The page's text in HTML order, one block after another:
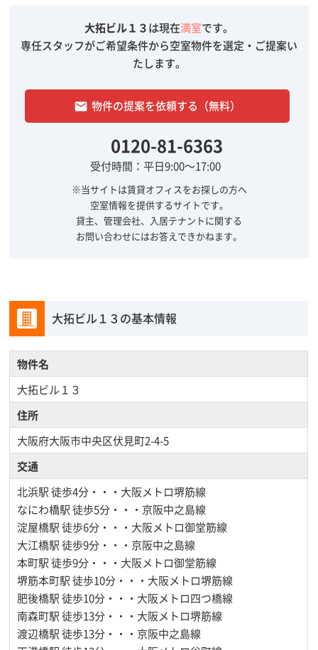
大拓ビル１３は現在満室です。
専任スタッフがご希望条件から空室物件を選定・ご提案い
たします。
email 物件の提案を依頼する（無料）
0120-81-6363
受付時間：平日9:00～17:00
※当サイトは賃貸オフィスをお探しの方へ
空室情報を提供するサイトです。
貸主、管理会社、入居テナントに関する
お問い合わせにはお答えできかねます。
大拓ビル１３の基本情報
物件名
大拓ビル１３
住所
大阪府大阪市中央区伏見町2-4-5
交通
北浜駅徒歩4分・・・大阪メトロ堺筋線
なにわ橋駅徒歩5分・・・京阪中之島線
淀屋橋駅徒歩6分・・・大阪メトロ御堂筋線
大江橋駅徒歩9分・・・京阪中之島線
本町駅徒歩9分・・・大阪メトロ御堂筋線
堺筋本町駅徒歩10分・・・大阪メトロ堺筋線
肥後橋駅徒歩10分・・・大阪メトロ四つ橋線
南森町駅徒歩13分・・・大阪メトロ堺筋線
渡辺橋駅徒歩13分・・・京阪中之島線